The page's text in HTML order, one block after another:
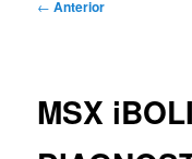
← Anterior
MSX